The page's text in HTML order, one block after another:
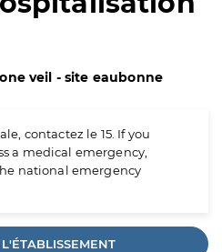
veil - site eaubonne
contactez le 15. If you
a medical emergency,
national emergency